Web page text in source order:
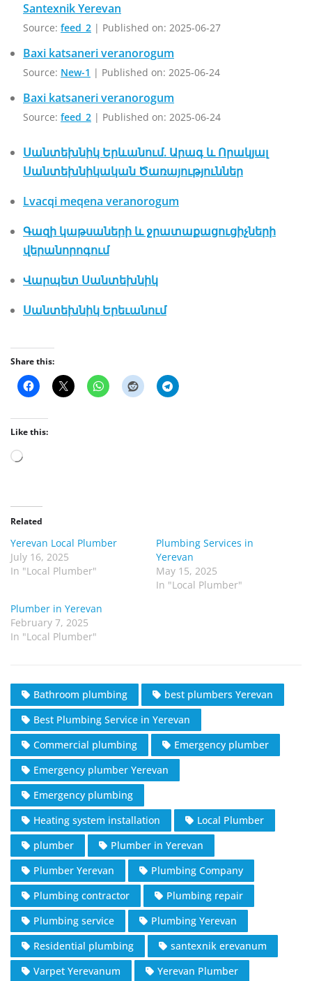
Santexnik Yerevan
Source: feed_2 Published on: 2025-06-27
Baxi katsaneri veranorogum
Source: New-1 Published on: 2025-06-24
Baxi katsaneri veranorogum
Source: feed_2 Published on: 2025-06-24
Սանտեխնիկ Երևանում. Արագ և Որակյալ
Սանտեխնիկական Ծառայություններ
Lvacqi meqena veranorogum
Գազի կաթսաների և ջրատաքացուցիչների
վերանորոգում
Վարպետ Սանտեխնիկ
Սանտեխնիկ Երեւանում
Share this:
Like this:
L
d
i
n
g
Related
Yerevan Local Plumber
July 16, 2025
In "Local Plumber"
Plumbing Services in
Yerevan
May 15, 2025
In "Local Plumber"
Plumber in Yerevan
February 7, 2025
In "Local Plumber"
Bathroom plumbing
best plumbers Yerevan
Best Plumbing Service in Yerevan
Commercial plumbing
Emergency plumber
Emergency plumber Yerevan
Emergency plumbing
Heating system installation
Local Plumber
plumber
Plumber in Yerevan
Plumber Yerevan
Plumbing Company
Plumbing contractor
Plumbing repair
Plumbing service
Plumbing Yerevan
Residential plumbing
santexnik erevanum
Varpet Yerevanum
Yerevan Plumber